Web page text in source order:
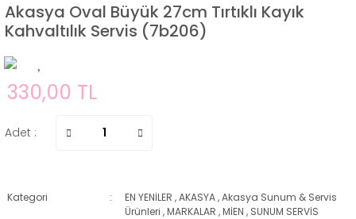
Akasya Oval Büyük 27cm Tırtıklı Kayık
Kahvaltılık Servis (7b206)
330,00 TL
Adet :
Kategori EN YENİLER ,AKASYA,Akasya Sunum & Servis
Ürünleri ,MARKALAR ,MİEN , SUNUM SERVİS